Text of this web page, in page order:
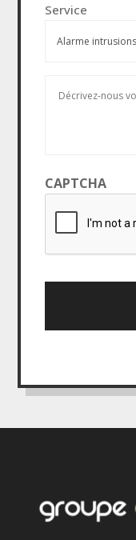
*
Service
CAPTCHA